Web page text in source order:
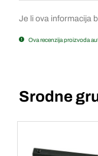
Je li ova informacija
Ova recenzija proizvoda
Srodne